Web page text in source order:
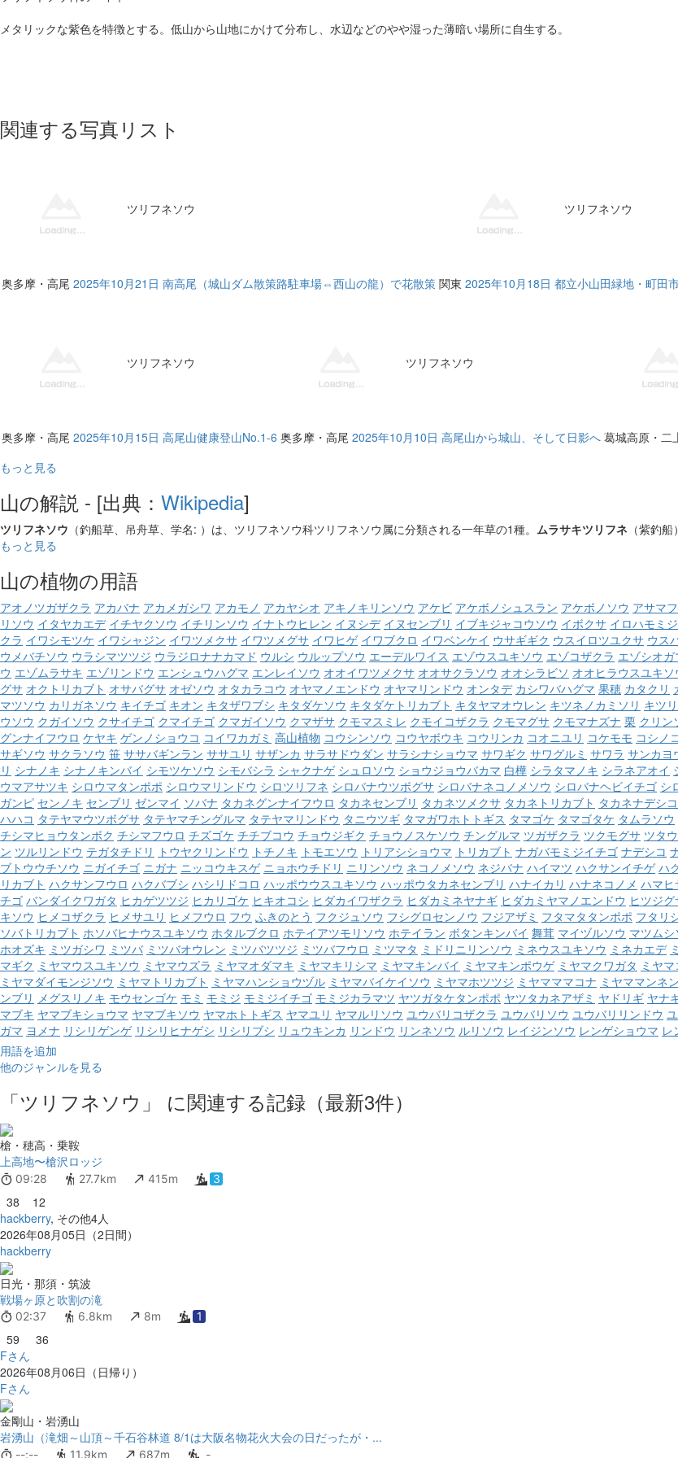
メタリックな紫色を特徴とする。低山から山地にかけて分布し、水辺などのやや湿った薄暗い場所に自生する。
関連する写真リスト
ツリフネソウ
奥多摩・高尾 2025年10月21日 南高尾（城山ダム散策路駐車場⇔西山の龍）で花散策
ツリフネソウ
関東 2025年10月18日 都立小山田緑地・町田
ツリフネソウ
奥多摩・高尾 2025年10月15日 高尾山健康登山No.1-6
ツリフネソウ
奥多摩・高尾 2025年10月10日 高尾山から城山、そして日影へ 葛城高原・二
もっと見る
山の解説 - [出典： Wikipedia]
ツリフネソウ （釣船草、吊舟草、学名: ）は、ツリフネソウ科ツリフネソウ属に分類される一年草の1種。 ムラサキツリフネ （紫釣
もっと見る
山の植物の用語
アオノツガザクラ アカバナ アカメガシワ アカモノ アカヤシオ アキノキリンソウ アケビ アケボノシュスラン アケボノソウ アサマ
リソウ イタヤカエデ イチヤクソウ イチリンソウ イナトウヒレン イヌシデ イヌセンブリ イブキジャコウソウ イボクサ イロハモミジ
クラ イワシモツケ イワシャジン イワツメクサ イワツメグサ イワヒゲ イワブクロ イワベンケイ ウサギギク ウスイロツユクサ ウス
ウメバチソウ ウラシマツツジ ウラジロナナカマド ウルシ ウルップソウ エーデルワイス エゾウスユキソウ エゾコザクラ エゾシオガ
ウ エゾムラサキ エゾリンドウ エンシュウハグマ エンレイソウ オオイワツメクサ オオサクラソウ オオシラビソ オオヒラウスユキソ
グサ オクトリカブト オサバグサ オゼソウ オタカラコウ オヤマノエンドウ オヤマリンドウ オンタデ カシワバハグマ 果穂 カタクリ
マツソウ カリガネソウ キイチゴ キオン キタザワブシ キタダケソウ キタダケトリカブト キタヤマオウレン キツネノカミソリ キツ
ウソウ クガイソウ クサイチゴ クマイチゴ クマガイソウ クマザサ クモマスミレ クモイコザクラ クモマグサ クモマナズナ 栗 クリン
グンナイフウロ ケヤキ ゲンノショウコ コイワカガミ 高山植物 コウシンソウ コウヤボウキ コウリンカ コオニユリ コケモモ コシノ
サギソウ サクラソウ 笹 ササバギンラン ササユリ サザンカ サラサドウダン サラシナショウマ サワギク サワグルミ サワラ サンカヨ
リ シナノキ シナノキンバイ シモツケソウ シモバシラ シャクナゲ シュロソウ ショウジョウバカマ 白樺 シラタマノキ シラネアオイ
ウマアサツキ シロウマタンポポ シロウマリンドウ シロツリフネ シロバナウツボグサ シロバナネコノメソウ シロバナヘビイチゴ シ
ガンピ センノキ センブリ ゼンマイ ソバナ タカネグンナイフウロ タカネセンブリ タカネツメクサ タカネトリカブト タカネナデシコ
ハハコ タテヤマウツボグサ タテヤマチングルマ タテヤマリンドウ タニウツギ タマガワホトトギス タマゴケ タマゴタケ タムラソウ
チシマヒョウタンボク チシマフウロ チズゴケ チチブコウ チョウジギク チョウノスケソウ チングルマ ツガザクラ ツクモグサ ツタ
ン ツルリンドウ テガタチドリ トウヤクリンドウ トチノキ トモエソウ トリアシショウマ トリカブト ナガバモミジイチゴ ナデシコ
ブトウウチソウ ニガイチゴ ニガナ ニッコウキスゲ ニョホウチドリ ニリンソウ ネコノメソウ ネジバナ ハイマツ ハクサンイチゲ ハ
リカブト ハクサンフウロ ハクバブシ ハシリドコロ ハッポウウスユキソウ ハッポウタカネセンブリ ハナイカリ ハナネコノメ ハマヒ
チゴ バンダイクワガタ ヒカゲツツジ ヒカリゴケ ヒキオコシ ヒダカイワザクラ ヒダカミネヤナギ ヒダカミヤマノエンドウ ヒツジグ
キソウ ヒメコザクラ ヒメサユリ ヒメフウロ フウ ふきのとう フクジュソウ フシグロセンノウ フジアザミ フタマタタンポポ フタリ
ソバトリカブト ホソバヒナウスユキソウ ホタルブクロ ホテイアツモリソウ ホテイラン ボタンキンバイ 舞茸 マイヅルソウ マツムシ
ホオズキ ミツガシワ ミツバ ミツバオウレン ミツバツツジ ミツバフウロ ミツマタ ミドリニリンソウ ミネウスユキソウ ミネカエデ
マギク ミヤマウスユキソウ ミヤマウズラ ミヤマオダマキ ミヤマキリシマ ミヤマキンバイ ミヤマキンポウゲ ミヤマクワガタ ミヤ
ミヤマダイモンジソウ ミヤマトリカブト ミヤマハンショウヅル ミヤマバイケイソウ ミヤマホツツジ ミヤマママコナ ミヤママンネ
ンブリ メグスリノキ モウセンゴケ モミ モミジ モミジイチゴ モミジカラマツ ヤツガタケタンポポ ヤツタカネアザミ ヤドリギ ヤナ
マブキ ヤマブキショウマ ヤマブキソウ ヤマホトトギス ヤマユリ ヤマルリソウ ユウバリコザクラ ユウバリソウ ユウバリリンドウ
ガマ ヨメナ リシリゲンゲ リシリヒナゲシ リシリブシ リュウキンカ リンドウ リンネソウ ルリソウ レイジンソウ レンゲショウマ レ
用語を追加
他のジャンルを見る
「ツリフネソウ」 に関連する記録（最新3件）
槍・穂高・乗鞍
上高地〜槍沢ロッジ
09:28 27.7km 415m 3
38
12
hackberry, その他4人
2026年08月05日（2日間）
hackberry
日光・那須・筑波
戦場ヶ原と吹割の滝
02:37 6.8km 8m 1
59
36
Fさん
2026年08月06日（日帰り）
Fさん
金剛山・岩湧山
岩湧山（滝畑～山頂～千石谷林道 8/1は大阪名物花火大会の日だったが・...
--:-- 11.9km 687m -